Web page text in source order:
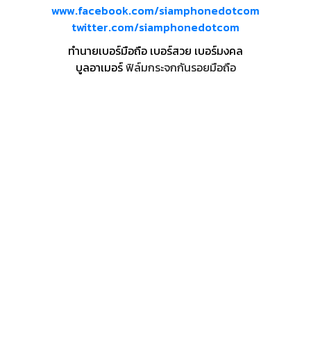
www.facebook.com/siamphonedotcom
twitter.com/siamphonedotcom
ทำนายเบอร์มือถือ เบอร์สวย เบอร์มงคล
บูลอาเมอร์ฟิล์มกระจกกันรอยมือถือ